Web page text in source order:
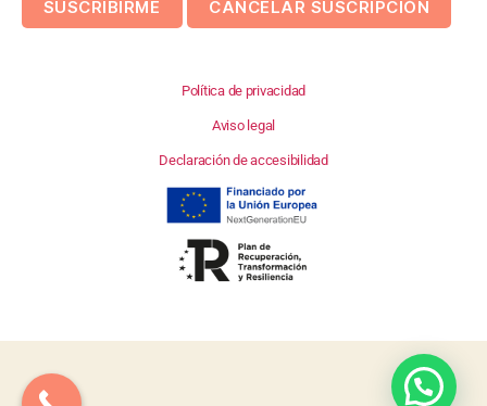
Política de privacidad
Aviso legal
Declaración de accesibilidad